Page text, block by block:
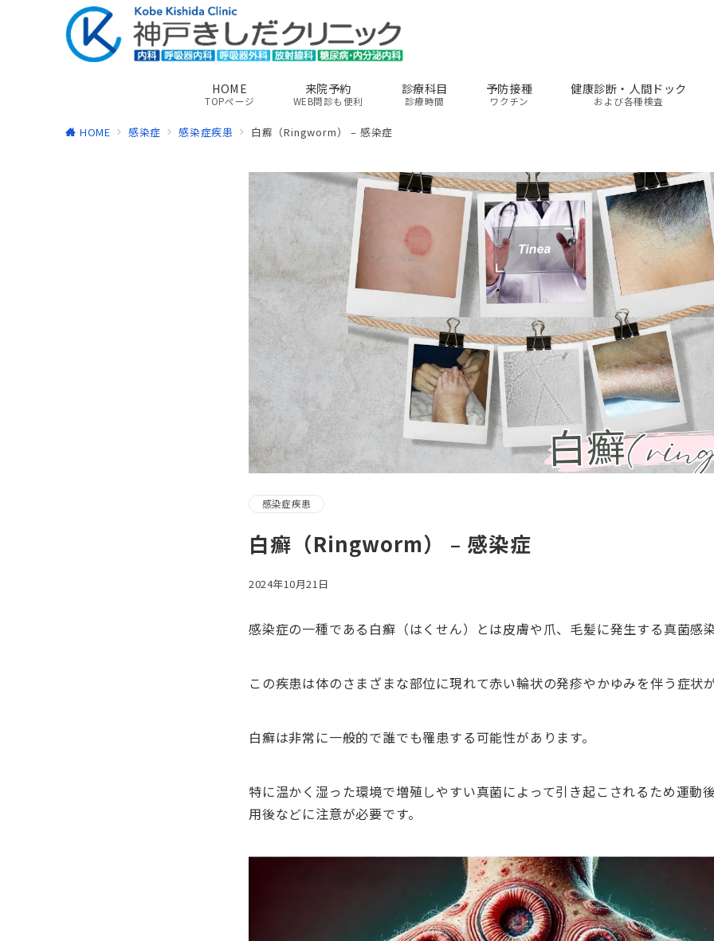
HOME
TOPページ
来院予約
WEB問診も便利
診療科目
診療時間
予防接種
ワクチン
健康診断・人間ドック
および各種検査
HOME 感染症 感染症疾患 白癬（Ringworm） – 感染症
感染症疾患
白癬（Ringworm） – 感染症
2024年10月21日
感染症の一種である白癬（はくせん）とは皮膚や爪、毛髪に発生する真菌感
この疾患は体のさまざまな部位に現れて赤い輪状の発疹やかゆみを伴う症状
白癬は非常に一般的で誰でも罹患する可能性があります。
特に温かく湿った環境で増殖しやすい真菌によって引き起こされるため運動
用後などに注意が必要です。